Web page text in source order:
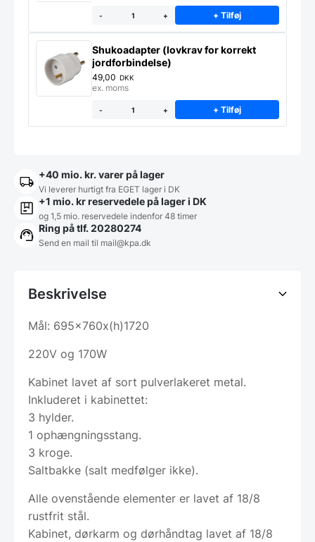
- + + Tilføj
Shukoadapter (lovkrav for korrekt
jordforbindelse)
49,00 DKK
ex. moms
- + + Tilføj
+40 mio. kr. varer på lager
Vi leverer hurtigt fra EGET lager i DK
+1 mio. kr reservedele på lager i DK
og 1,5 mio. reservedele indenfor 48 timer
Ring på tlf. 20280274
Send en mail til mail@kpa.dk
Beskrivelse
Mål: 695x760x(h)1720
220V og 170W
Kabinet lavet af sort pulverlakeret metal.
Inkluderet i kabinettet:
3 hylder.
1 ophængningsstang.
3 kroge.
Saltbakke (salt medfølger ikke).
Alle ovenstående elementer er lavet af 18/8
rustfrit stål.
Kabinet, dørkarm og dørhåndtag lavet af 18/8